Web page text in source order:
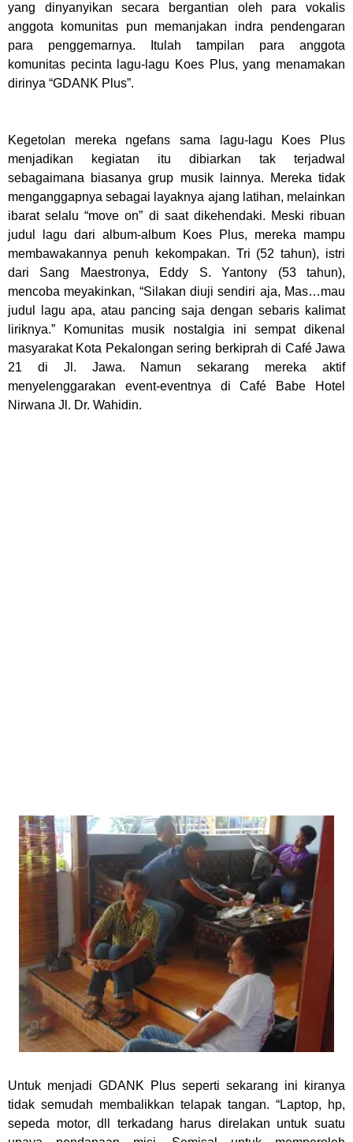
yang dinyanyikan secara bergantian oleh para vokalis
anggota komunitas pun memanjakan indra pendengaran
para penggemarnya. Itulah tampilan para anggota
komunitas pecinta lagu-lagu Koes Plus, yang menamakan
dirinya “GDANK Plus”.
Kegetolan mereka ngefans sama lagu-lagu Koes Plus
menjadikan kegiatan itu dibiarkan tak terjadwal
sebagaimana biasanya grup musik lainnya. Mereka tidak
menganggapnya sebagai layaknya ajang latihan, melainkan
ibarat selalu “move on” di saat dikehendaki. Meski ribuan
judul lagu dari album-album Koes Plus, mereka mampu
membawakannya penuh kekompakan. Tri (52 tahun), istri
dari Sang Maestronya, Eddy S. Yantony (53 tahun),
mencoba meyakinkan, “Silakan diuji sendiri aja, Mas…mau
judul lagu apa, atau pancing saja dengan sebaris kalimat
liriknya.” Komunitas musik nostalgia ini sempat dikenal
masyarakat Kota Pekalongan sering berkiprah di Café Jawa
21 di Jl. Jawa. Namun sekarang mereka aktif
menyelenggarakan event-eventnya di Café Babe Hotel
Nirwana Jl. Dr. Wahidin.
Untuk menjadi GDANK Plus seperti sekarang ini kiranya
tidak semudah membalikkan telapak tangan. “Laptop, hp,
sepeda motor, dll terkadang harus direlakan untuk suatu